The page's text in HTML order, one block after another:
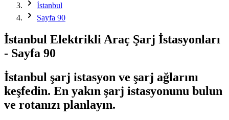
İstanbul
Sayfa 90
İstanbul Elektrikli Araç Şarj İstasyonları
- Sayfa 90
İstanbul şarj istasyon ve şarj ağlarını
keşfedin. En yakın şarj istasyonunu bulun
ve rotanızı planlayın.